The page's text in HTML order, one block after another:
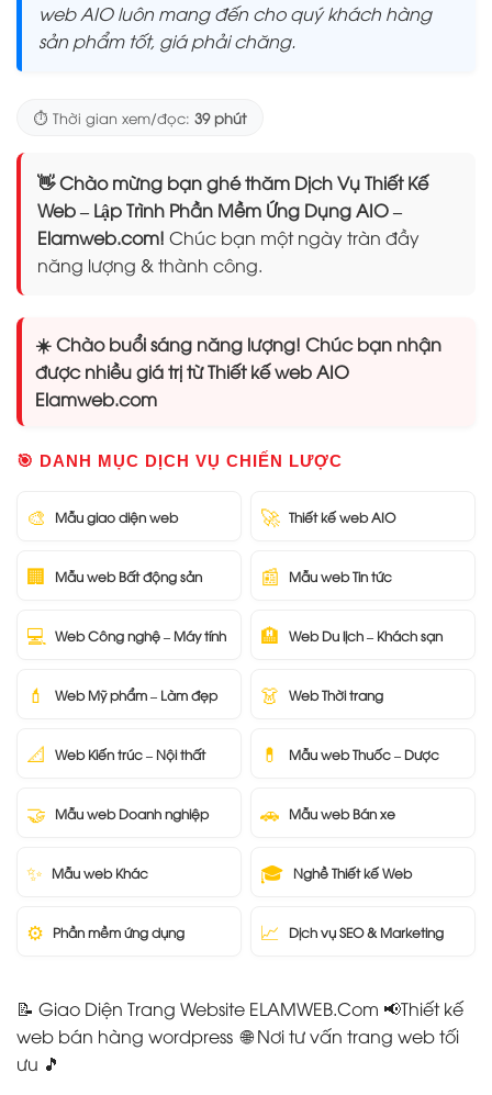
web AIO luôn mang đến cho quý khách hàng
sản phẩm tốt, giá phải chăng.
⏱️ Thời gian xem/đọc: 39 phút
👋 Chào mừng bạn ghé thăm Dịch Vụ Thiết Kế
Web – Lập Trình Phần Mềm Ứng Dụng AIO –
Elamweb.com! Chúc bạn một ngày tràn đầy
năng lượng & thành công.
☀️ Chào buổi sáng năng lượng! Chúc bạn nhận
được nhiều giá trị từ Thiết kế web AIO
Elamweb.com
🎯 DANH MỤC DỊCH VỤ CHIẾN LƯỢC
🎨 Mẫu giao diện web 🚀 Thiết kế web AIO
🏢 Mẫu web Bất động sản 📰 Mẫu web Tin tức
💻 Web Công nghệ – Máy tính 🏨 Web Du lịch – Khách sạn
💄 Web Mỹ phẩm – Làm đẹp 👗 Web Thời trang
📐 Web Kiến trúc – Nội thất 💊 Mẫu web Thuốc – Dược
🤝 Mẫu web Doanh nghiệp 🚗 Mẫu web Bán xe
✨ Mẫu web Khác 🎓 Nghề Thiết kế Web
⚙️ Phần mềm ứng dụng 📈 Dịch vụ SEO & Marketing
📝 Giao Diện Trang Website ELAMWEB.Com 📢Thiết kế
web bán hàng wordpress 🌐 Nơi tư vấn trang web tối
ưu 🎵